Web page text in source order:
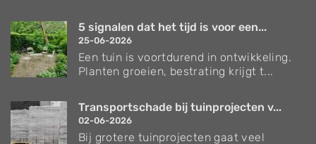
5 signalen dat het tijd is voor een...
25-06-2026
Een tuin is voortdurend in ontwikkeling.
Planten groeien, bestrating krijgt t...
Transportschade bij tuinprojecten v...
02-06-2026
Bij grotere tuinprojecten gaat veel